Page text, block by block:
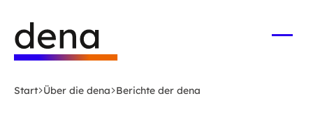
Hauptinhalt
springen
Deutsche
Energie-
Agentur
-
Start Über die dena Berichte der dena